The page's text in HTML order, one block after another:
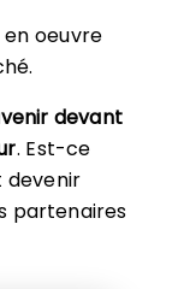
oeuvre
devant
. Est-ce
devenir
partenaires